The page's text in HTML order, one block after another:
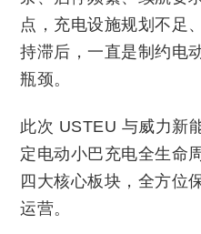
点，充电设施规划不足
持滞后，一直是制约电
瓶颈。
此次 USTEU 与威力新
定电动小巴充电全生命
四大核心板块，全方位
运营。